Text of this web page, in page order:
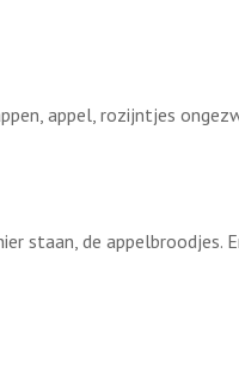
appel, rozijntjes
staan, de appelbroodjes.